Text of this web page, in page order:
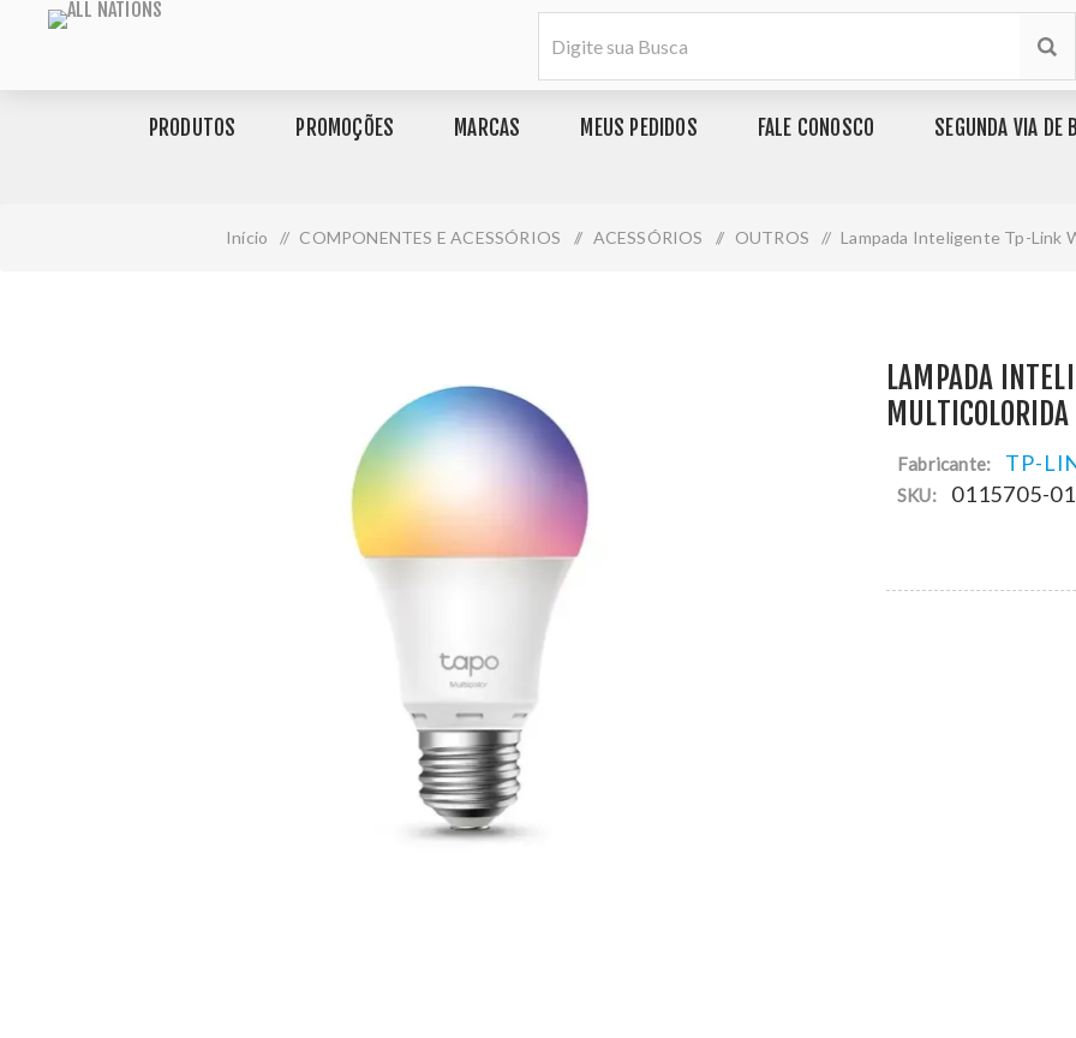
PRODUTOS PROMOÇÕES MARCAS MEUS PEDIDOS FALE CONOSCO SEGUNDA VIA DE
Início / COMPONENTES E ACESSÓRIOS / ACESSÓRIOS / OUTROS / Lampada Inteligente Tp-Link
LAMPADA
Fabricante: TP-
SKU: 0115705-01